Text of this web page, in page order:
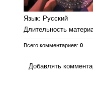
Язык: Русский
Длительность
Всего комментариев: 0
Добавлять